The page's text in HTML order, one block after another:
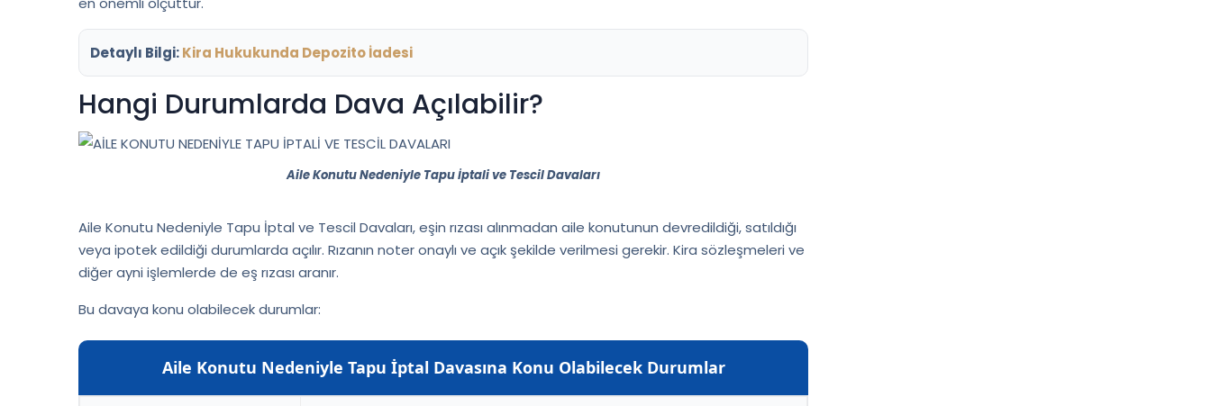
Detaylı Bilgi:Kira Hukukunda Depozito İadesi
Hangi Durumlarda Dava Açılabilir?
Aile Konutu Nedeniyle Tapu İptali ve Tescil Davaları
Aile Konutu Nedeniyle Tapu İptal ve Tescil Davaları, eşin rızası alınmadan aile konutunun devredildiği, satıldığı
veya ipotek edildiği durumlarda açılır. Rızanın noter onaylı ve açık şekilde verilmesi gerekir. Kira sözleşmeleri ve
diğer ayni işlemlerde de eş rızası aranır.
Bu davaya konu olabilecek durumlar:
Aile Konutu Nedeniyle Tapu İptal Davasına Konu Olabilecek Durumlar